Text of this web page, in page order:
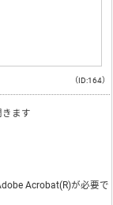
（ID:164）
ます
Acrobat(R)が必要で